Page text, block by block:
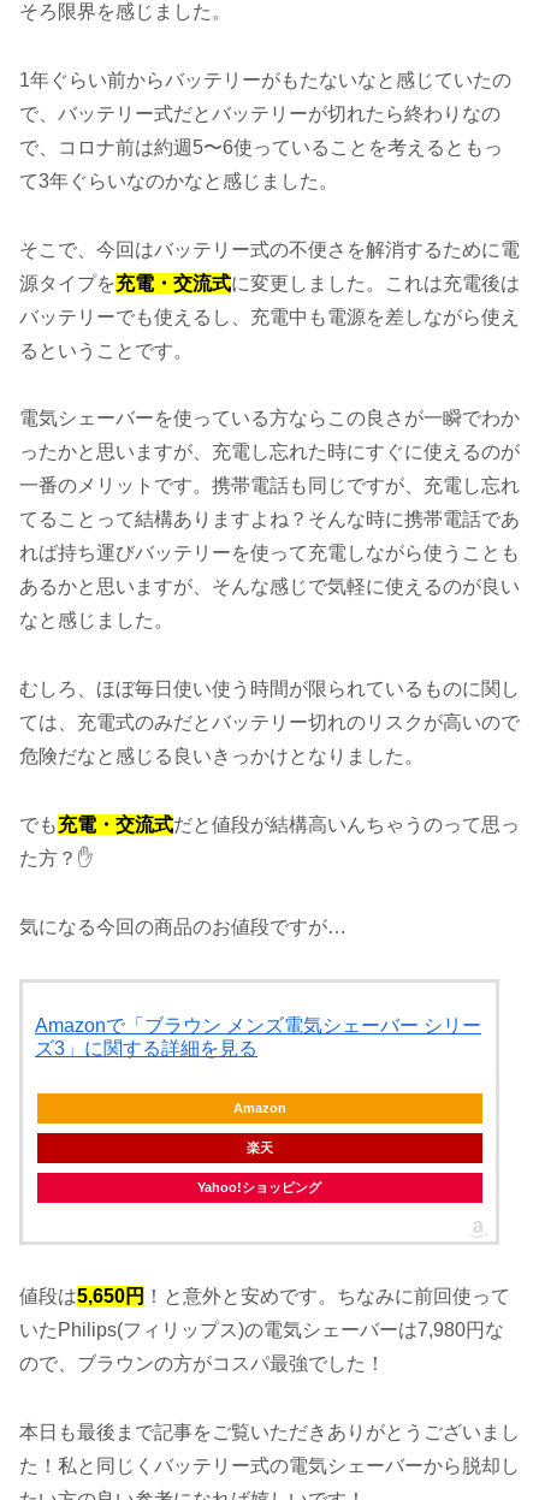
そろ限界を感じました。
1年ぐらい前からバッテリーがもたないなと感じていたの
で、バッテリー式だとバッテリーが切れたら終わりなの
で、コロナ前は約週5〜6使っていることを考えるともっ
て3年ぐらいなのかなと感じました。
そこで、今回はバッテリー式の不便さを解消するために電
源タイプを充電・交流式に変更しました。これは充電後は
バッテリーでも使えるし、充電中も電源を差しながら使え
るということです。
電気シェーバーを使っている方ならこの良さが一瞬でわか
ったかと思いますが、充電し忘れた時にすぐに使えるのが
一番のメリットです。携帯電話も同じですが、充電し忘れ
てることって結構ありますよね？そんな時に携帯電話であ
れば持ち運びバッテリーを使って充電しながら使うことも
あるかと思いますが、そんな感じで気軽に使えるのが良い
なと感じました。
むしろ、ほぼ毎日使い使う時間が限られているものに関し
ては、充電式のみだとバッテリー切れのリスクが高いので
危険だなと感じる良いきっかけとなりました。
でも充電・交流式だと値段が結構高いんちゃうのって思っ
た方？✋
気になる今回の商品のお値段ですが…
Amazonで「ブラウン メンズ電気シェーバー シリー
ズ3」に関する詳細を見る
Amazon
楽天
Yahoo!ショッピング
値段は5,650円 ！と意外と安めです。ちなみに前回使って
いたPhilips(フィリップス)の電気シェーバーは7,980円な
ので、ブラウンの方がコスパ最強でした！
本日も最後まで記事をご覧いただきありがとうございまし
た！私と同じくバッテリー式の電気シェーバーから脱却し